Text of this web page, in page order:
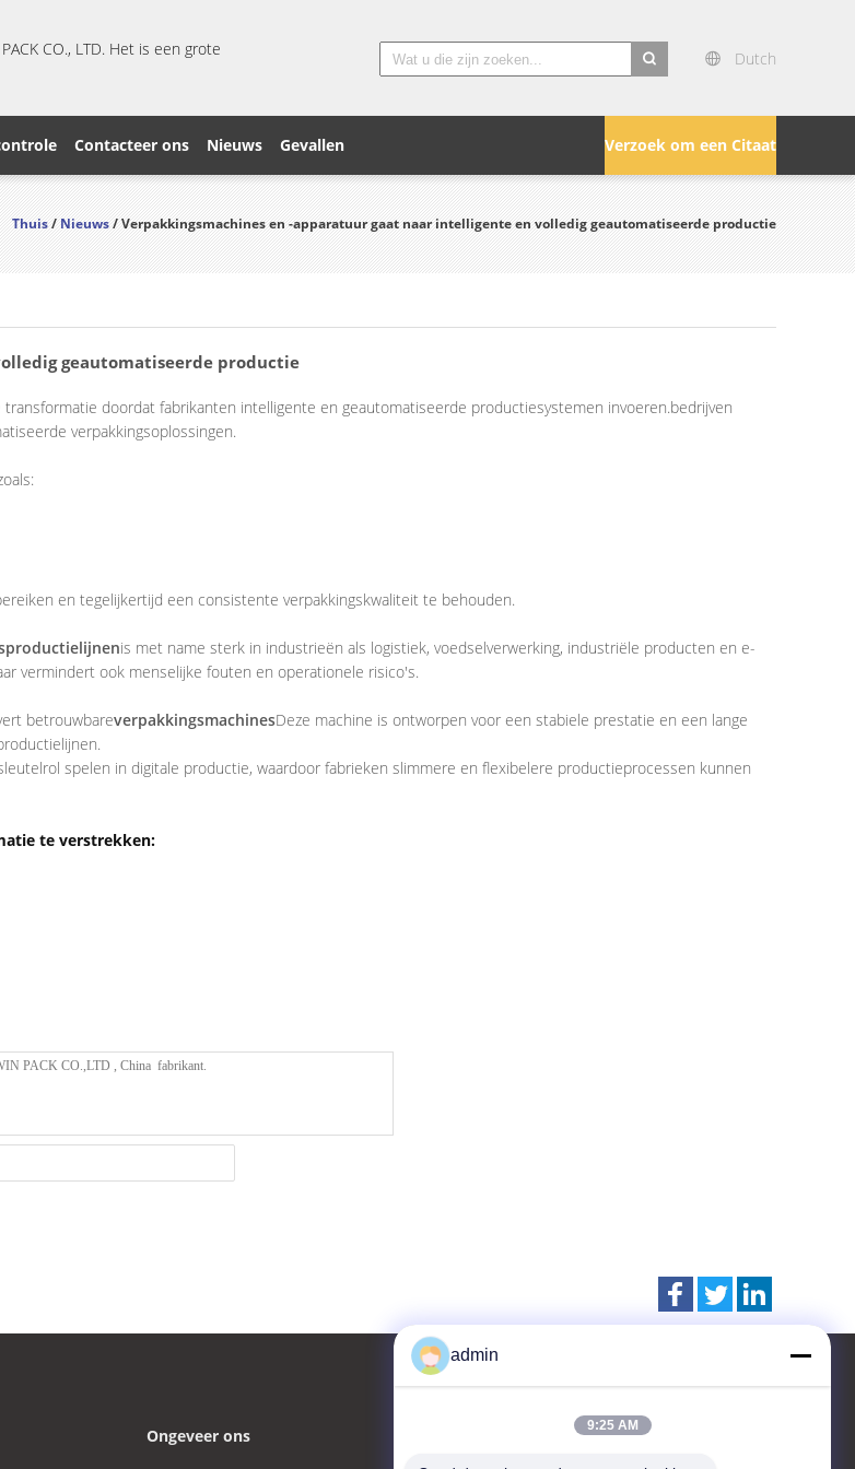
CO., LTD. Het is een grote
Dutch
Verzoek om een Citaat
Contacteer ons Nieuws Gevallen
Thuis/Nieuws/ Verpakkingsmachines en -apparatuur gaat naar intelligente en volledig geautomatiseerde productie
geautomatiseerde productie
doordat fabrikanten intelligente en geautomatiseerde productiesystemen invoeren.bedrijven
verpakkingsoplossingen.
en tegelijkertijd een consistente verpakkingskwaliteit te behouden.
is met name sterk in industrieën als logistiek, voedselverwerking, industriële producten en e-
vermindert ook menselijke fouten en operationele risico's.
betrouwbareverpakkingsmachinesDeze machine is ontworpen voor een stabiele prestatie en een lange
spelen in digitale productie, waardoor fabrieken slimmere en flexibelere productieprocessen kunnen
te verstrekken:
Ongeveer ons Contacteer ons
admin
9:25 AM